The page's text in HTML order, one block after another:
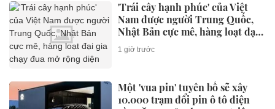
'Trái cây hạnh phúc' của Việt
Nam được người Trung Quốc,
Nhật Bản cực mê, hàng loạt đại
gia chạy đua mở rộng diện tích
1 giờ trước
Một 'vua pin' tuyên bố sẽ xây
10.000 trạm đổi pin ô tô điện